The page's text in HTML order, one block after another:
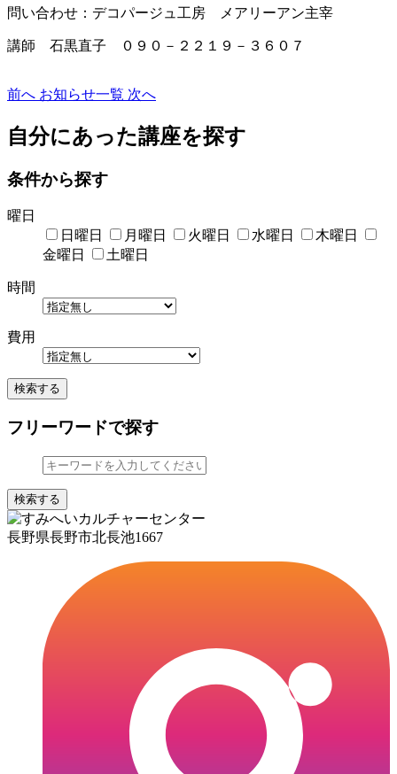
問い合わせ：デコパージュ工房 メアリーアン主宰
講師 石黒直子 ０９０－２２１９－３６０７
前へ お知らせ一覧 次へ
自分にあった講座を探す
条件から探す
曜日
日曜日
月曜日 火曜日 水曜日
木曜日
金曜日
土曜日
時間
費用
検索する
フリーワードで探す
検索する
長野県長野市北長池1667